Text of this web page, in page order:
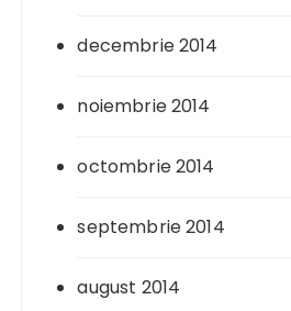
decembrie 2014
noiembrie 2014
octombrie 2014
septembrie 2014
august 2014